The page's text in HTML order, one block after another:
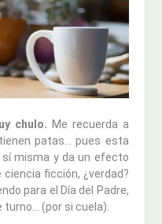
chulo. Me recuerda a
patas… pues esta
misma y da un efecto
ficción, ¿verdad?
para el Día del Padre,
turno… (por si cuela).